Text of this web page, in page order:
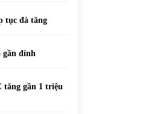
tục đà tăng
gần đỉnh
tăng gần 1 triệu